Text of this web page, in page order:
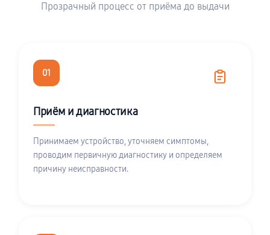
Прозрачный процесс от приёма до выдачи
01
Приём и диагностика
Принимаем устройство, уточняем симптомы,
проводим первичную диагностику и определяем
причину неисправности.